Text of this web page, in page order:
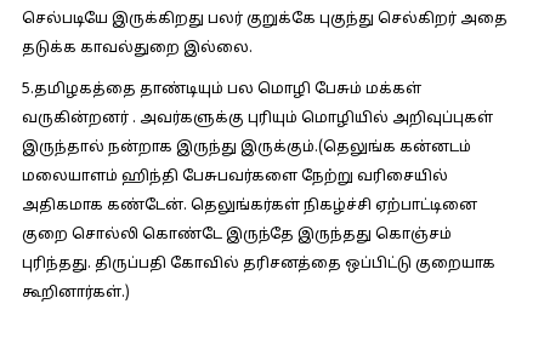
செல்படியே இருக்கிறது பலர் குறுக்கே புகுந்து செல்கிறர் அதை
தடுக்க காவல்துறை இல்லை.
5.தமிழகத்தை தாண்டியும் பல மொழி பேசும் மக்கள்
வருகின்றனர் . அவர்களுக்கு புரியும் மொழியில் அறிவுப்புகள்
இருந்தால் நன்றாக இருந்து இருக்கும்.(தெலுங்க கன்னடம்
மலையாளம் ஹிந்தி பேசுபவர்களை நேற்று வரிசையில்
அதிகமாக கண்டேன். தெலுங்கர்கள் நிகழ்ச்சி ஏற்பாட்டினை
குறை சொல்லி கொண்டே இருந்தே இருந்தது கொஞ்சம்
புரிந்தது. திருப்பதி கோவில் தரிசனத்தை ஒப்பிட்டு குறையாக
கூறினார்கள்.)